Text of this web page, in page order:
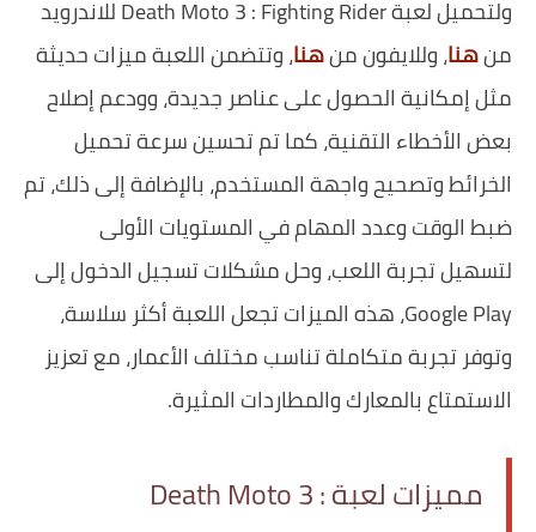
ولتحميل لعبة Death Moto 3 : Fighting Rider للاندرويد
منهنا، وللايفون منهنا، وتتضمن اللعبة ميزات حديثة
مثل إمكانية الحصول على عناصر جديدة، وودعم إصلاح
بعض الأخطاء التقنية، كما تم تحسين سرعة تحميل
الخرائط وتصحيح واجهة المستخدم، بالإضافة إلى ذلك، تم
ضبط الوقت وعدد المهام في المستويات الأولى
لتسهيل تجربة اللعب، وحل مشكلات تسجيل الدخول إلى
Google Play، هذه الميزات تجعل اللعبة أكثر سلاسة،
وتوفر تجربة متكاملة تناسب مختلف الأعمار، مع تعزيز
الاستمتاع بالمعارك والمطاردات المثيرة.
مميزات لعبة Death Moto 3 :